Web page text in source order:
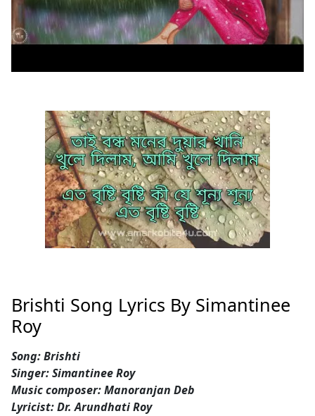
Brishti Song Lyrics By Simantinee
Roy
Song: Brishti
Singer: Simantinee Roy
Music composer: Manoranjan Deb
Lyricist: Dr. Arundhati Roy